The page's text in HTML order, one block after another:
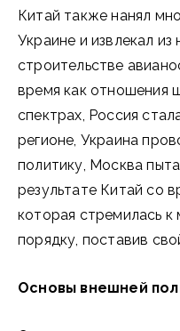
Китай также нанял
Украине и извлекал из
строительстве
время как отношения
спектрах, Россия
регионе, Украина
политику, Москва
результате Китай со
которая стремилась
порядку, поставив
Основы внешней